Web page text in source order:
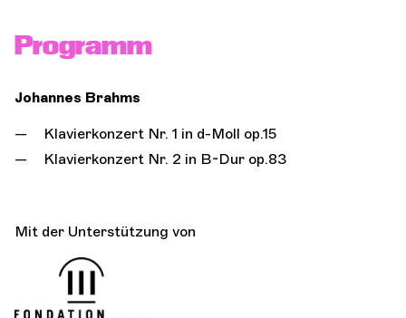
Programm
Johannes Brahms
Klavierkonzert Nr. 1 in d-Moll op.15
Klavierkonzert Nr. 2 in B-Dur op.83
Mit der Unterstützung von